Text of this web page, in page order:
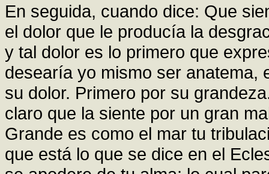
En seguida, cuando dice: Que
el dolor que le producía la
y tal dolor es lo primero que
desearía yo mismo ser anatema,
su dolor. Primero por su
claro que la siente por un gran
Grande es como el mar tu
que está lo que se dice en el